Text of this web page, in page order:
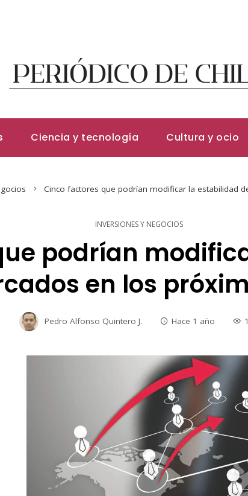
Ciencia y tecnología Cultura y ocio
Cinco factores que podrían modificar la estabilidad
INVERSIONES Y NEGOCIOS
podrían
en los
Pedro Alfonso Quintero J. Hace 1 año